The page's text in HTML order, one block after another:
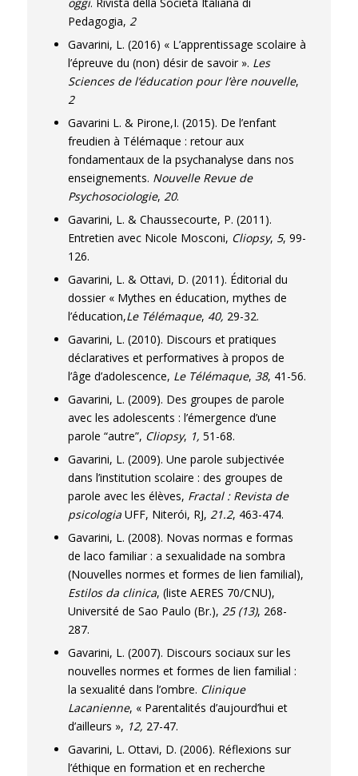
Pedagogia, 2
Gavarini, L. (2016) « L’apprentissage scolaire à
l’épreuve du (non) désir de savoir ». Les
Sciences de l’éducation pour l’ère nouvelle,
2
Gavarini L. & Pirone,I. (2015). De l’enfant
freudien à Télémaque : retour aux
fondamentaux de la psychanalyse dans nos
enseignements. Nouvelle Revue de
Psychosociologie, 20.
Gavarini, L. & Chaussecourte, P. (2011).
Entretien avec Nicole Mosconi, Cliopsy, 5, 99-
126.
Gavarini, L. & Ottavi, D. (2011). Éditorial du
dossier « Mythes en éducation, mythes de
l’éducation,Le Télémaque, 40, 29-32.
Gavarini, L. (2010). Discours et pratiques
déclaratives et performatives à propos de
l’âge d’adolescence, Le Télémaque, 38, 41-56.
Gavarini, L. (2009). Des groupes de parole
avec les adolescents : l’émergence d’une
parole “autre”, Cliopsy, 1, 51-68.
Gavarini, L. (2009). Une parole subjectivée
dans l’institution scolaire : des groupes de
parole avec les élèves, Fractal : Revista de
psicologia UFF, Niterói, RJ, 21.2, 463-474.
Gavarini, L. (2008). Novas normas e formas
de laco familiar : a sexualidade na sombra
(Nouvelles normes et formes de lien familial),
Estilos da clinica, (liste AERES 70/CNU),
Université de Sao Paulo (Br.), 25 (13), 268-
287.
Gavarini, L. (2007). Discours sociaux sur les
nouvelles normes et formes de lien familial :
la sexualité dans l’ombre. Clinique
Lacanienne, « Parentalités d’aujourd’hui et
d’ailleurs », 12, 27-47.
Gavarini, L. Ottavi, D. (2006). Réflexions sur
l’éthique en formation et en recherche